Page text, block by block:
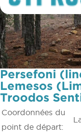
Persefoni
Lemesos
Troodos
Coordonnées du
point de départ: